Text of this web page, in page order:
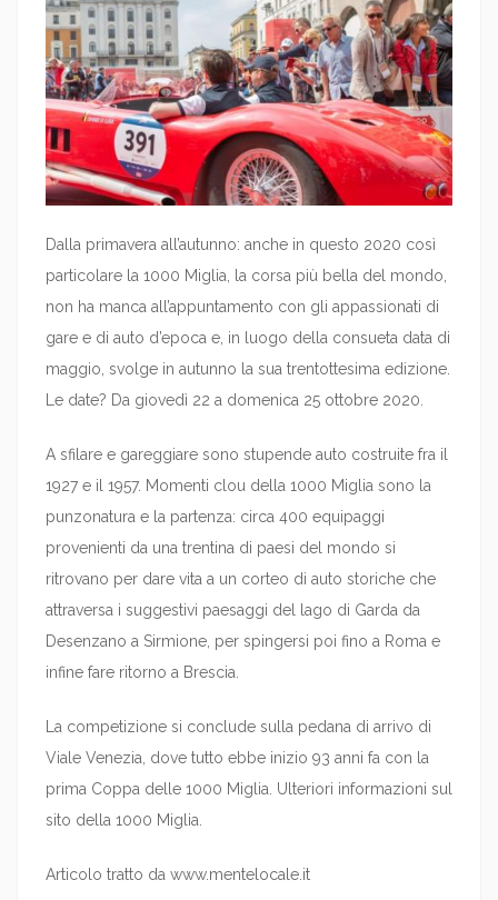
Dalla primavera all’autunno: anche in questo 2020 così
particolare la 1000 Miglia, la corsa più bella del mondo,
non ha manca all’appuntamento con gli appassionati di
gare e di auto d’epoca e, in luogo della consueta data di
maggio, svolge in autunno la sua trentottesima edizione.
Le date? Da giovedì 22 a domenica 25 ottobre 2020.
A sfilare e gareggiare sono stupende auto costruite fra il
1927 e il 1957. Momenti clou della 1000 Miglia sono la
punzonatura e la partenza: circa 400 equipaggi
provenienti da una trentina di paesi del mondo si
ritrovano per dare vita a un corteo di auto storiche che
attraversa i suggestivi paesaggi del lago di Garda da
Desenzano a Sirmione, per spingersi poi fino a Roma e
infine fare ritorno a Brescia.
La competizione si conclude sulla pedana di arrivo di
Viale Venezia, dove tutto ebbe inizio 93 anni fa con la
prima Coppa delle 1000 Miglia. Ulteriori informazioni sul
sito della 1000 Miglia.
Articolo tratto da www.mentelocale.it